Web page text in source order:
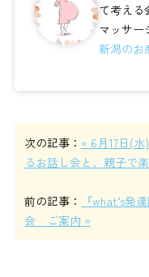
て考える
マッサー
ア、不妊
新潟のお
次の記事： « 6月17日(
るお話し会と、親子で
前の記事：
『what’s発
会 ご案内 »